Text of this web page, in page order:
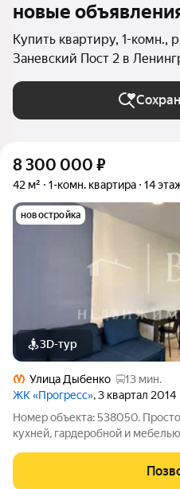
новые
Купить квартиру, 1-комн.,
Заневский Пост 2 в
8 300 000 ₽
42 м² 1-комн. квартира 14
новостройка
3D-тур
Улица Дыбенко
13 мин.
ЖК «Прогресс», 3 квартал 2014
Номер объекта: 538050.
кухней, гардеробной и
где удобно готовить,